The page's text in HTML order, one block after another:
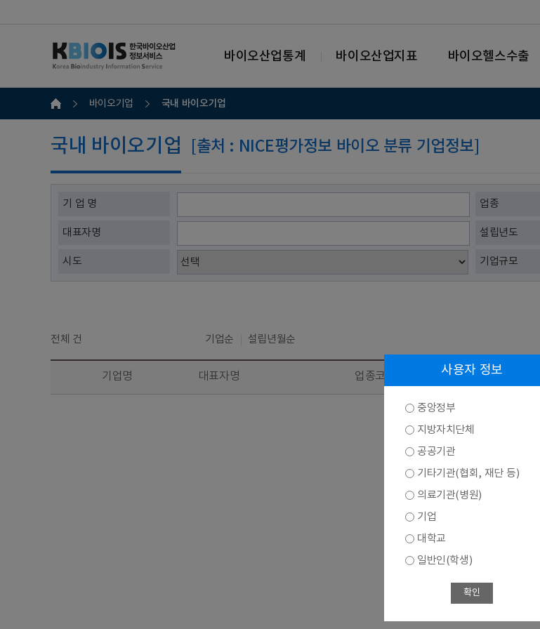
바이오산업통계 바이오산업지표 바이오헬스수출
바이오기업 국내 바이오기업
국내 바이오기업 [출처 : NICE평가정보 바이오 분류 기업정보]
기 업 명 업종
대표자명 설립년도
시도 기업규모
전체 건 기업순 설립년월순
기업명 대표자명 업종코드 및 업종(KSIC 11차)
사용자 정보
중앙정부
지방자치단체
공공기관
기타기관(협회, 재단 등)
의료기관(병원)
기업
대학교
일반인(학생)
확인